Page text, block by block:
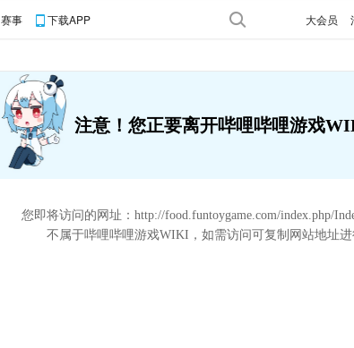
赛事 下载APP 大会员
注意！您正要离开哔哩哔哩游戏
您即将访问的网址： http://food.funtoygame.com/index.php/
不属于哔哩哔哩游戏WIKI，如需访问可复制网站地址进